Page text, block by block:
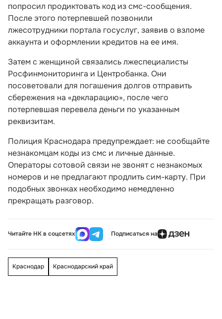
попросил продиктовать код из смс-сообщения.
После этого потерпевшей позвонили
лжесотрудники портала госуслуг, заявив о взломе
аккаунта и оформлении кредитов на ее имя.
Затем с женщиной связались лжеспециалисты
Росфинмониторинга и Центробанка. Они
посоветовали для погашения долгов отправить
сбережения на «декларацию», после чего
потерпевшая перевела деньги по указанным
реквизитам.
Полиция Краснодара предупреждает: не сообщайте
незнакомцам коды из смс и личные данные.
Операторы сотовой связи не звонят с незнакомых
номеров и не предлагают продлить сим-карту. При
подобных звонках необходимо немедленно
прекращать разговор.
Читайте НК в соцсетях Подписаться на
Краснодар Краснодарский край